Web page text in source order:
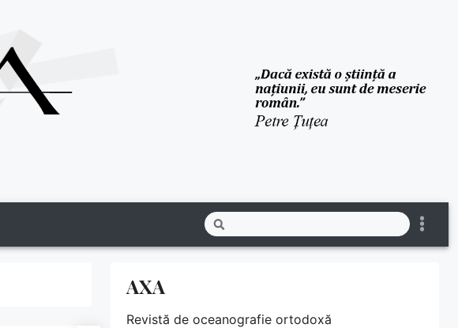
AXA
Revistă de oceanografie ortodoxă